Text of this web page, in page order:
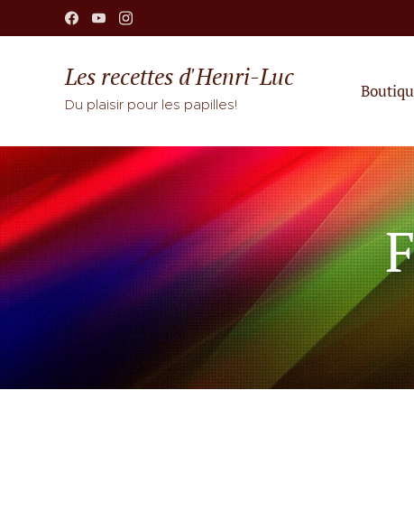
Les recettes d'Henri-Luc
Du plaisir pour les papilles!